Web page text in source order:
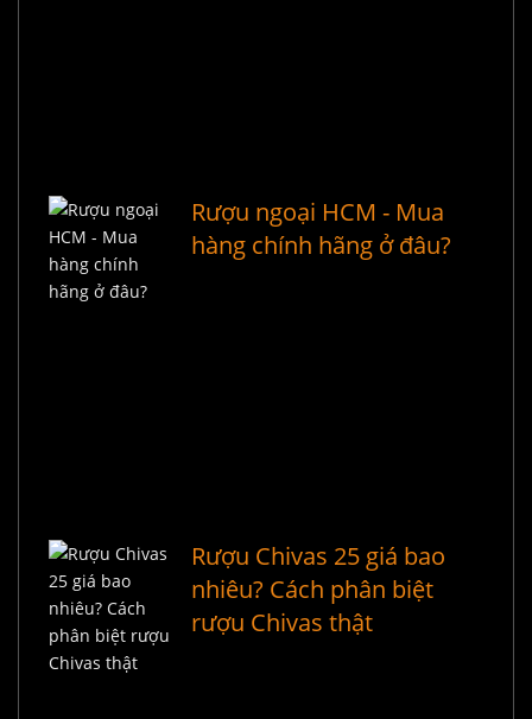
Rượu ngoại HCM - Mua
hàng chính hãng ở đâu?
Rượu Chivas 25 giá bao
nhiêu? Cách phân biệt
rượu Chivas thật